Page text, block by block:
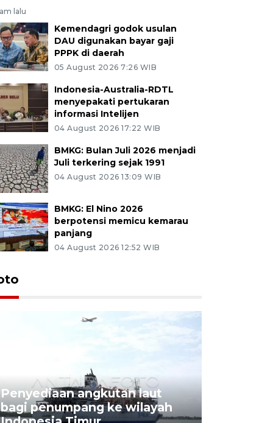
lalu
Kemendagri godok usulan
DAU digunakan bayar gaji
PPPK di daerah
05 August 2026 7:26 WIB
Indonesia-Australia-RDTL
menyepakati pertukaran
informasi Intelijen
04 August 2026 17:22 WIB
BMKG: Bulan Juli 2026 menjadi
Juli terkering sejak 1991
04 August 2026 13:09 WIB
BMKG: El Nino 2026
berpotensi memicu kemarau
panjang
04 August 2026 12:52 WIB
Penyediaan angkutan laut
bagi penumpang ke wilayah